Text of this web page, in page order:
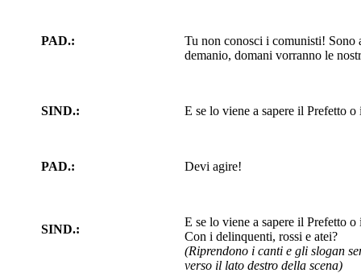
PAD.:
Tu non conosci i comunisti!
demanio, domani vorranno le
SIND.: E se lo viene a sapere il Prefetto o
PAD.: Devi agire!
SIND.:
E se lo viene a sapere il Prefetto
Con i delinquenti, rossi e atei?
(Riprendono i canti e gli slogan
verso il lato destro della scena)